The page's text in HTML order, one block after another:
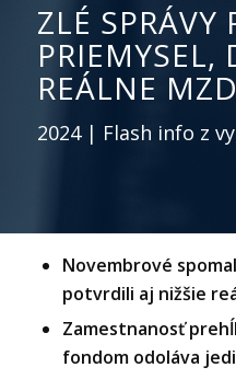
ZLÉ SPRÁVY
PRIEMYSEL,
REÁLNE
2024 | Flash info z
Novembrové
potvrdili aj nižšie
Zamestnanosť
fondom odoláva